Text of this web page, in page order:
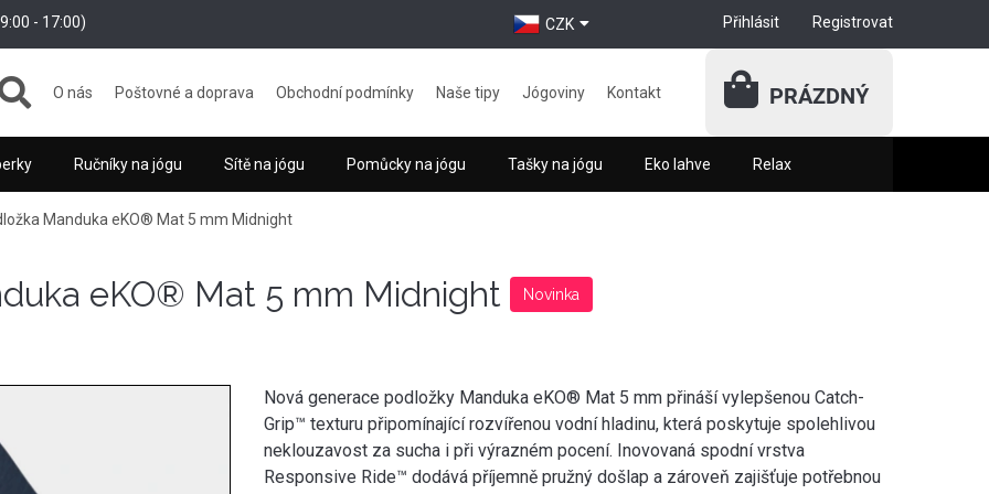
- 17:00) Přihlásit Registrovat
CZK
O nás Poštovné a doprava Obchodní podmínky Naše tipy Jógoviny Kontakt PRÁZDNÝ
Ručníky na jógu Sítě na jógu Pomůcky na jógu Tašky na jógu Eko lahve Relax
Manduka eKO® Mat 5 mm Midnight
eKO® Mat 5 mm Midnight Novinka
Nová generace podložky Manduka eKO® Mat 5 mm přináší vylepšenou Catch-
Grip™ texturu připomínající rozvířenou vodní hladinu, která poskytuje spolehlivou
neklouzavost za sucha i při výrazném pocení. Inovovaná spodní vrstva
Responsive Ride™ dodává příjemně pružný došlap a zároveň zajišťuje potřebnou